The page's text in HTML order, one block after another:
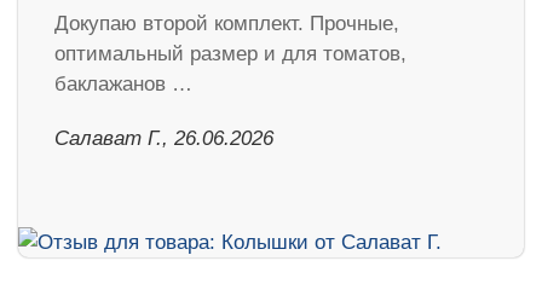
Докупаю второй комплект. Прочные,
оптимальный размер и для томатов,
баклажанов …
Салават Г., 26.06.2026